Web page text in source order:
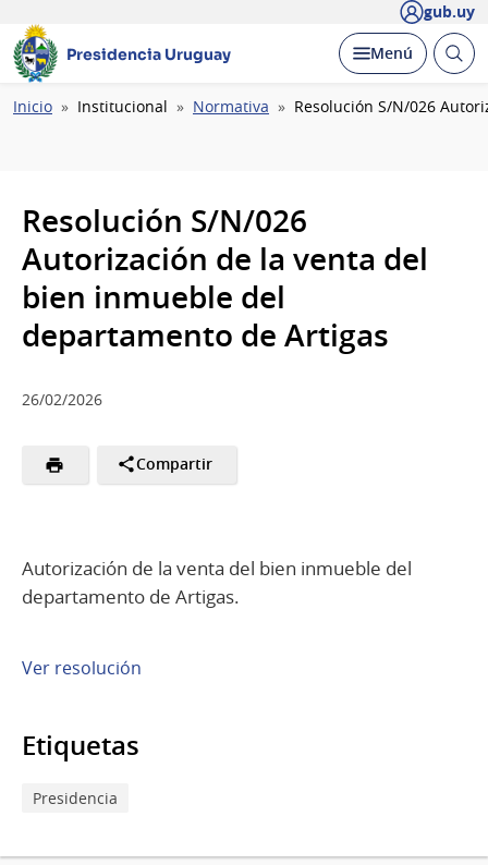
gub.uy
Presidencia Uruguay Desplegar
Menú Abrir
Ruta
Inicio Institucional Normativa Resolución S/N/026
Resolución S/N/026
Autorización de la venta del
bien inmueble del
departamento de Artigas
26/02/2026
Compartir
Autorización de la venta del bien inmueble del
departamento de Artigas.
Ver resolución
Etiquetas
Presidencia